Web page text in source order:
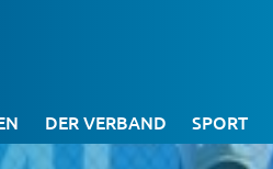
DER VERBAND SPORT